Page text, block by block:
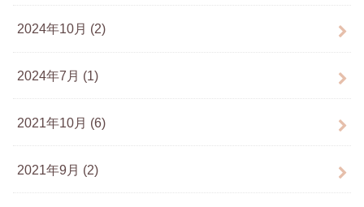
2024年10月 (2)
2024年7月 (1)
2021年10月 (6)
2021年9月 (2)